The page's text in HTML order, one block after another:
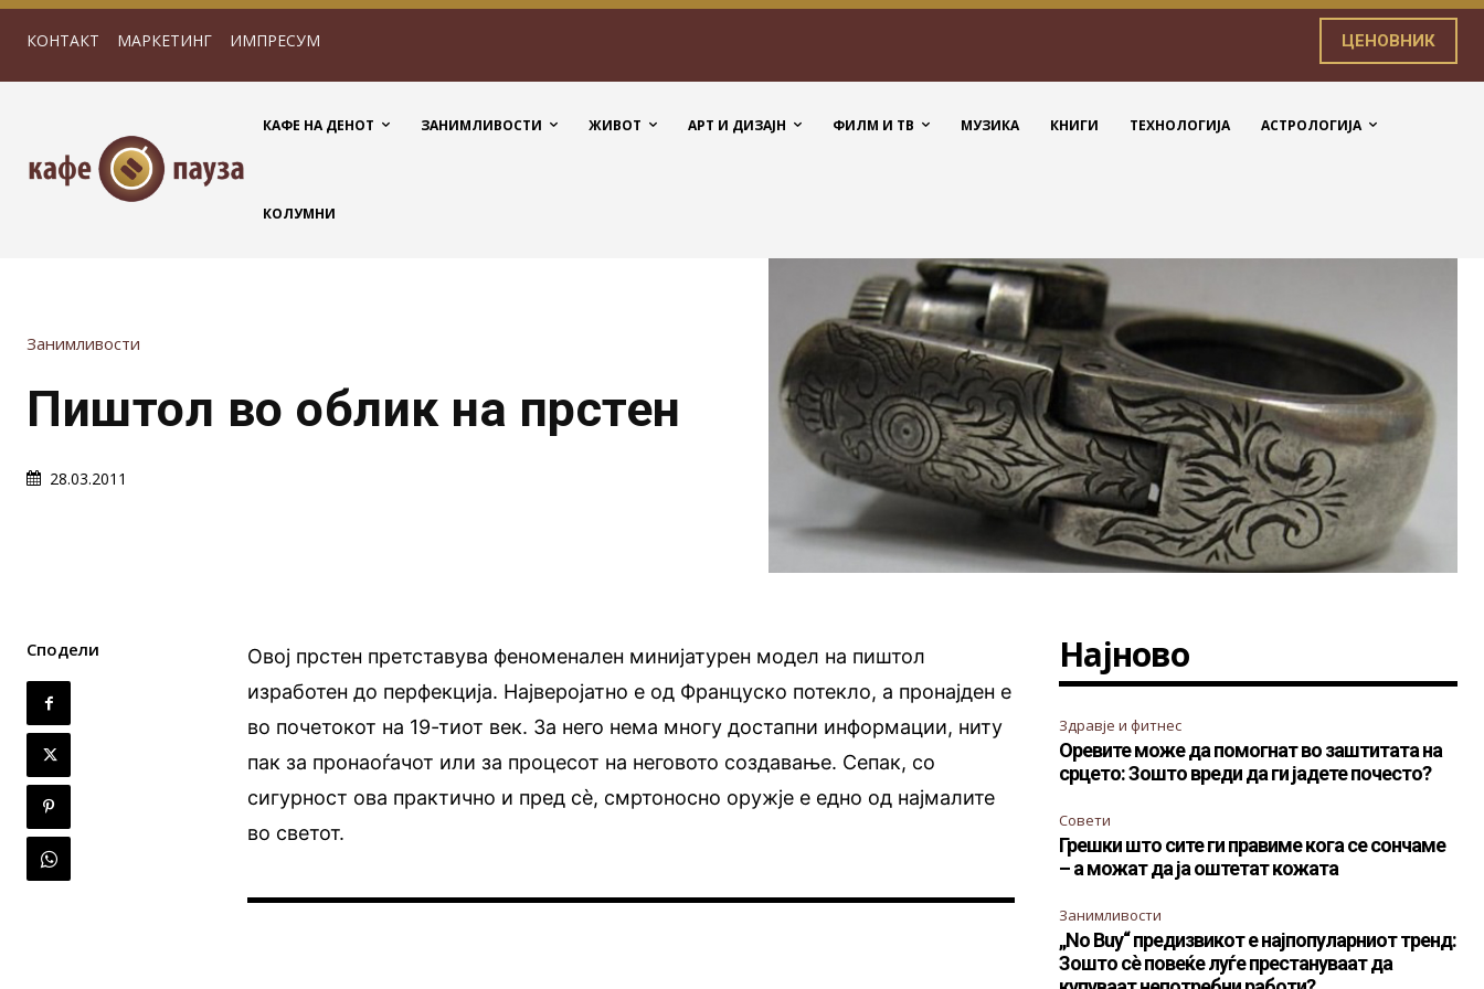
КОНТАКТ МАРКЕТИНГ ИМПРЕСУМ ЦЕНОВНИК
КАФЕ НА ДЕНОТ ЗАНИМЛИВОСТИ ЖИВОТ АРТ И ДИЗАЈН ФИЛМ И ТВ МУЗИКА КНИГИ ТЕХНОЛОГИЈА АСТРОЛОГИЈА
КОЛУМНИ
Занимливости
Пиштол во облик на прстен
28.03.2011
Сподели
Овој прстен претставува феноменален минијатурен модел на пиштол
изработен до перфекција. Најверојатно е од Француско потекло, а пронајден е
во почетокот на 19-тиот век. За него нема многу достапни информации, ниту
пак за пронаоѓачот или за процесот на неговото создавање. Сепак, со
сигурност ова практично и пред сè, смртоносно оружје е едно од најмалите
во светот.
Најново
Здравје и фитнес
Оревите може да помогнат во заштитата на
срцето: Зошто вреди да ги јадете почесто?
Совети
Грешки што сите ги правиме кога се сончаме
– а можат да ја оштетат кожата
Занимливости
„No Buy“ предизвикот е најпопуларниот тренд:
Зошто сè повеќе луѓе престануваат да